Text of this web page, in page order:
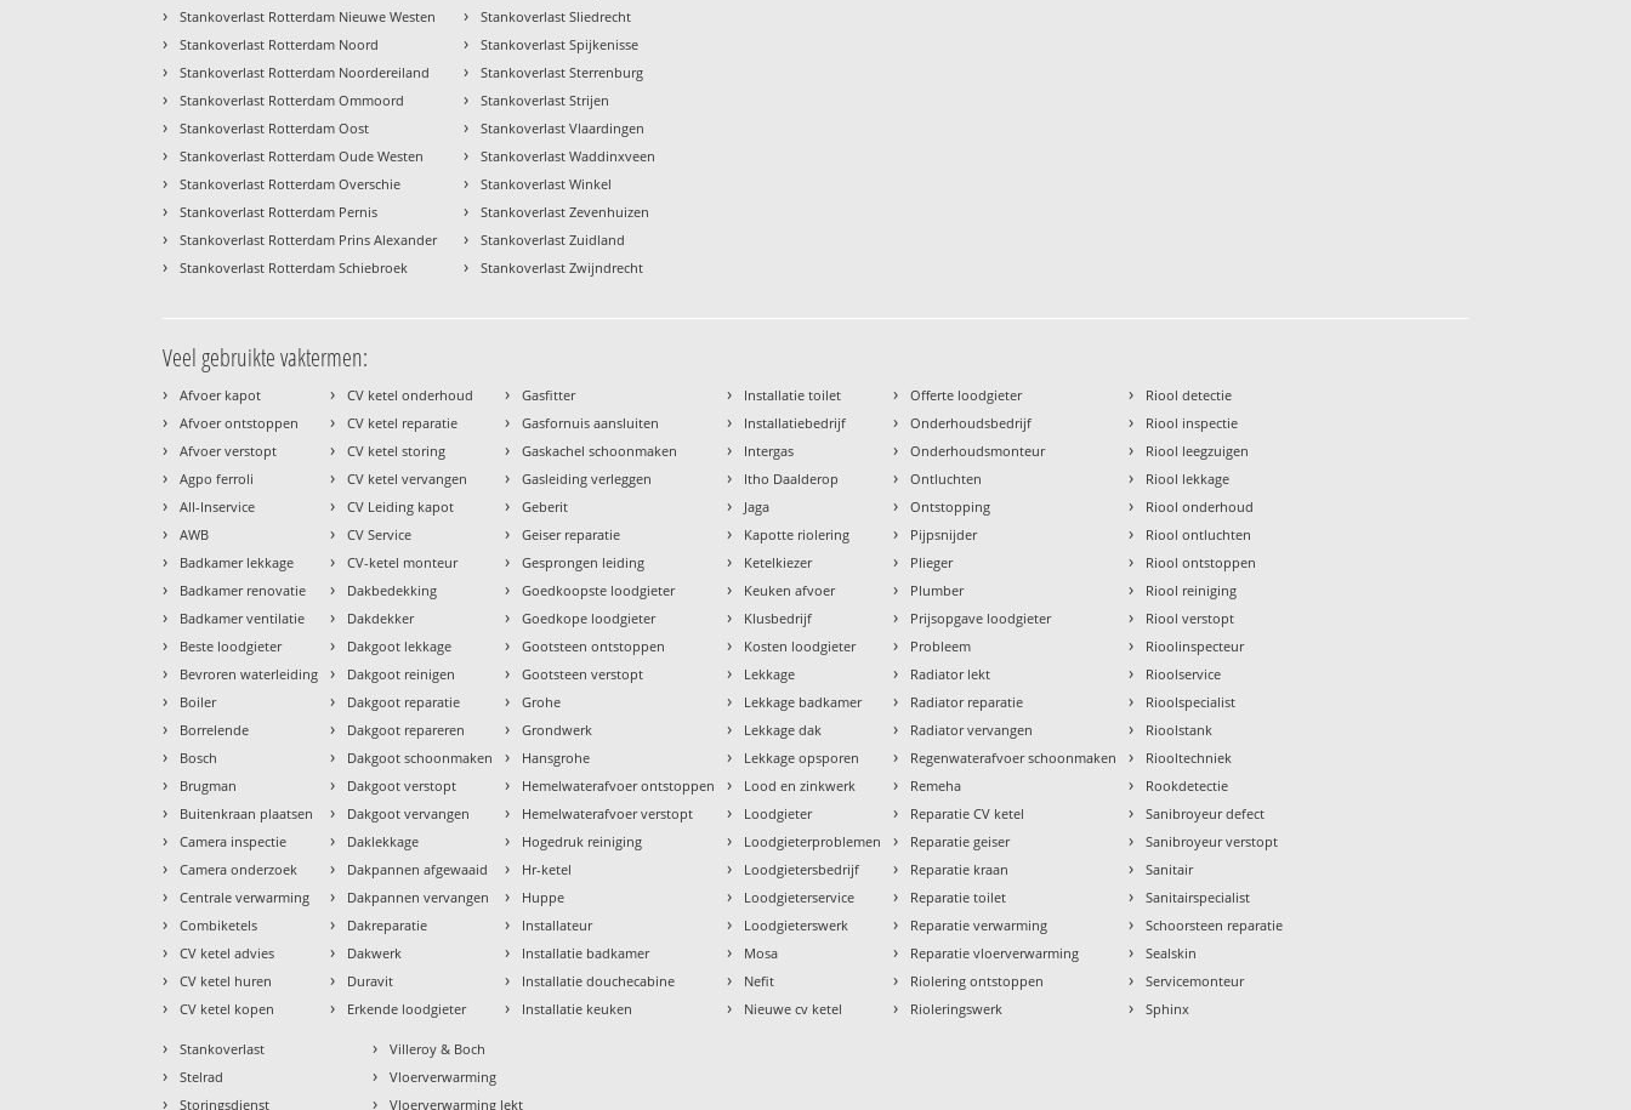
› Stankoverlast Rotterdam Nieuwe Westen
› Stankoverlast Rotterdam Noord
› Stankoverlast Rotterdam Noordereiland
› Stankoverlast Rotterdam Ommoord
› Stankoverlast Rotterdam Oost
› Stankoverlast Rotterdam Oude Westen
› Stankoverlast Rotterdam Overschie
› Stankoverlast Rotterdam Pernis
› Stankoverlast Rotterdam Prins Alexander
› Stankoverlast Rotterdam Schiebroek
› Stankoverlast Sliedrecht
› Stankoverlast Spijkenisse
› Stankoverlast Sterrenburg
› Stankoverlast Strijen
› Stankoverlast Vlaardingen
› Stankoverlast Waddinxveen
› Stankoverlast Winkel
› Stankoverlast Zevenhuizen
› Stankoverlast Zuidland
› Stankoverlast Zwijndrecht
Veel gebruikte vaktermen:
› Afvoer kapot
› Afvoer ontstoppen
› Afvoer verstopt
› Agpo ferroli
› All-Inservice
› AWB
› Badkamer lekkage
› Badkamer renovatie
› Badkamer ventilatie
› Beste loodgieter
› Bevroren waterleiding
› Boiler
› Borrelende
› Bosch
› Brugman
› Buitenkraan plaatsen
› Camera inspectie
› Camera onderzoek
› Centrale verwarming
› Combiketels
› CV ketel advies
› CV ketel huren
› CV ketel kopen
› CV ketel onderhoud
› CV ketel reparatie
› CV ketel storing
› CV ketel vervangen
› CV Leiding kapot
› CV Service
› CV-ketel monteur
› Dakbedekking
› Dakdekker
› Dakgoot lekkage
› Dakgoot reinigen
› Dakgoot reparatie
› Dakgoot repareren
› Dakgoot schoonmaken
› Dakgoot verstopt
› Dakgoot vervangen
› Daklekkage
› Dakpannen afgewaaid
› Dakpannen vervangen
› Dakreparatie
› Dakwerk
› Duravit
› Erkende loodgieter
› Gasfitter
› Gasfornuis aansluiten
› Gaskachel schoonmaken
› Gasleiding verleggen
› Geberit
› Geiser reparatie
› Gesprongen leiding
› Goedkoopste loodgieter
› Goedkope loodgieter
› Gootsteen ontstoppen
› Gootsteen verstopt
› Grohe
› Grondwerk
› Hansgrohe
› Hemelwaterafvoer ontstoppen
› Hemelwaterafvoer verstopt
› Hogedruk reiniging
› Hr-ketel
› Huppe
› Installateur
› Installatie badkamer
› Installatie douchecabine
› Installatie keuken
› Installatie toilet
› Installatiebedrijf
› Intergas
› Itho Daalderop
› Jaga
› Kapotte riolering
› Ketelkiezer
› Keuken afvoer
› Klusbedrijf
› Kosten loodgieter
› Lekkage
› Lekkage badkamer
› Lekkage dak
› Lekkage opsporen
› Lood en zinkwerk
› Loodgieter
› Loodgieterproblemen
› Loodgietersbedrijf
› Loodgieterservice
› Loodgieterswerk
› Mosa
› Nefit
› Nieuwe cv ketel
› Offerte loodgieter
› Onderhoudsbedrijf
› Onderhoudsmonteur
› Ontluchten
› Ontstopping
› Pijpsnijder
› Plieger
› Plumber
› Prijsopgave loodgieter
› Probleem
› Radiator lekt
› Radiator reparatie
› Radiator vervangen
› Regenwaterafvoer schoonmaken
› Remeha
› Reparatie CV ketel
› Reparatie geiser
› Reparatie kraan
› Reparatie toilet
› Reparatie verwarming
› Reparatie vloerverwarming
› Riolering ontstoppen
› Rioleringswerk
› Riool detectie
› Riool inspectie
› Riool leegzuigen
› Riool lekkage
› Riool onderhoud
› Riool ontluchten
› Riool ontstoppen
› Riool reiniging
› Riool verstopt
› Rioolinspecteur
› Rioolservice
› Rioolspecialist
› Rioolstank
› Riooltechniek
› Rookdetectie
› Sanibroyeur defect
› Sanibroyeur verstopt
› Sanitair
› Sanitairspecialist
› Schoorsteen reparatie
› Sealskin
› Servicemonteur
› Sphinx
› Stankoverlast
› Stelrad
› Storingsdienst
› Villeroy & Boch
› Vloerverwarming
› Vloerverwarming lekt